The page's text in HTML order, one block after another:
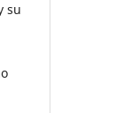
su